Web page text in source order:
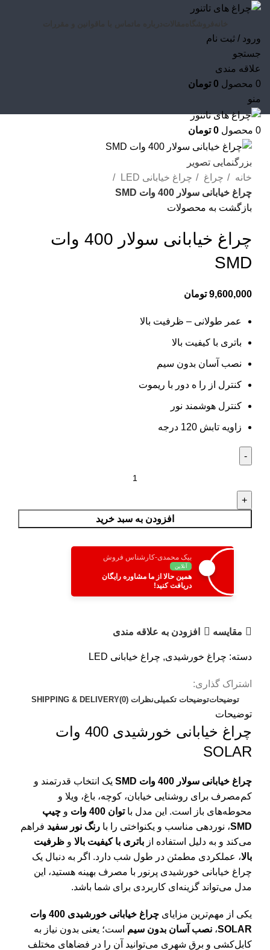
ورود / ثبت نام
جستجو
علاقه مندی
0 محصول 0 تومان
منو
0 محصول 0 تومان
بزرگنمایی تصویر
خانه
چراغ
چراغ خیابانی LED
چراغ خیابانی سولار 400 وات SMD
بازگشت به محصولات
چراغ خیابانی سولار 400 وات
SMD
9,600,000 تومان
عمر طولانی – ظرفیت بالا
باتری با کیفیت بالا
نصب آسان بدون سیم
کنترل از را ه دور با ریموت
کنترل هوشمند نور
زاویه تابش 120 درجه
افزودن به سبد خرید
بیک محمدی-کارشناس فروش
آنلاین
همین حالا از ما مشاوره رایگان
دریافت کنید!
مقایسه افزودن به علاقه مندی
دسته: چراغ خورشیدی, چراغ خیابانی LED
اشتراک گذاری:
توضیحاتتوضیحات تکمیلینظرات (0) SHIPPING & DELIVERY
توضیحات
چراغ خیابانی خورشیدی 400 وات
SOLAR
چراغ خیابانی سولار 400 وات SMD
یک انتخاب قدرتمند و
کم‌مصرف برای روشنایی خیابان، کوچه، باغ، ویلا و
محوطه‌های باز است. این مدل باتوان 400 وات و چیپ
SMD، نوردهی مناسب و یکنواختی را با رنگ نور سفید فراهم
می‌کند و به دلیل استفاده از باتری با کیفیت بالا و ظرفیت
بالا، عملکردی مطمئن در طول شب دارد. اگر به دنبال یک
چراغ خیابانی خورشیدی پرنور با مصرف بهینه هستید، این
مدل می‌تواند گزینه‌ای کاربردی برای شما باشد.
یکی از مهم‌ترین مزایای
چراغ خیابانی خورشیدی 400 وات
SOLAR، نصب آسان بدون سیم است؛ یعنی بدون نیاز به
کابل‌کشی و برق شهری می‌توانید آن را در فضاهای مختلف